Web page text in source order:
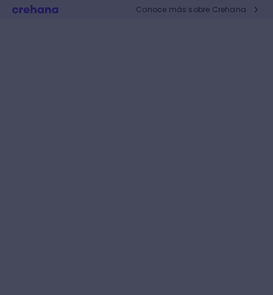
Conoce más sobre Crehana